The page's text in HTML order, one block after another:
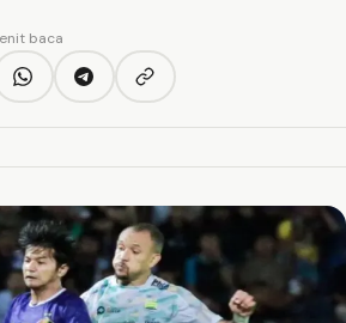
baca
X
WhatsAppTelegramCopy link